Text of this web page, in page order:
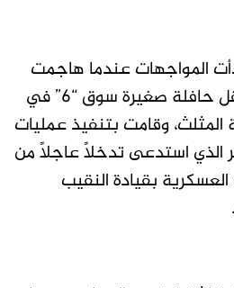
المواجهات عندما هاجمت
مجموعة مسلحة تستقل حافلة صغيرة سوق “6” في
وقامت بتنفيذ عمليات
الذي استدعى تدخلاً عاجلاً من
بقيادة النقيب